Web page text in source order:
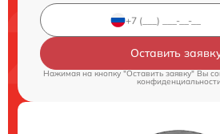
Оставить
Нажимая на кнопку "Оставить заявку" Вы
конфиденциальности